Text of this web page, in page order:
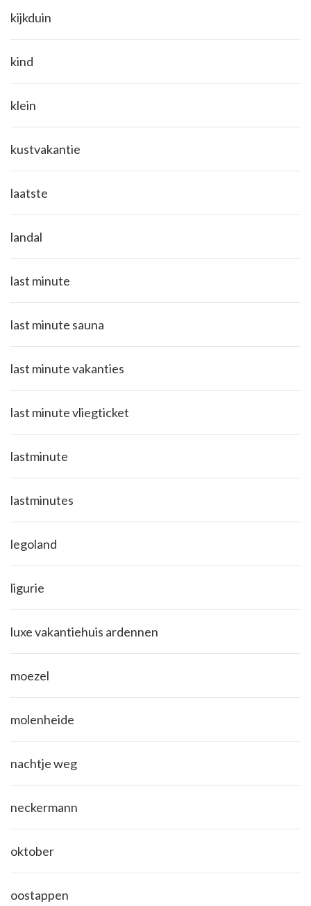
kijkduin
kind
klein
kustvakantie
laatste
landal
last minute
last minute sauna
last minute vakanties
last minute vliegticket
lastminute
lastminutes
legoland
ligurie
luxe vakantiehuis ardennen
moezel
molenheide
nachtje weg
neckermann
oktober
oostappen